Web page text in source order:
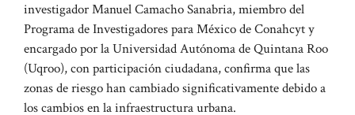
investigador Manuel Camacho Sanabria, miembro del
Programa de Investigadores para México de Conahcyt y
encargado por la Universidad Autónoma de Quintana Roo
(Uqroo), con participación ciudadana, confirma que las
zonas de riesgo han cambiado significativamente debido a
los cambios en la infraestructura urbana.